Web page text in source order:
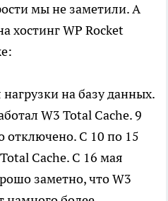
мы не заметили. А
хостинг WP Rocket
на базу данных.
W3 Total Cache. 9
С 10 по 15
Cache. С 16 мая
заметно, что W3